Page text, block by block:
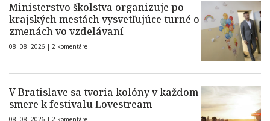
Ministerstvo školstva organizuje po
krajských mestách vysvetľujúce turné o
zmenách vo vzdelávaní
08. 08. 2026 | 2 komentáre
V Bratislave sa tvoria kolóny v každom
smere k festivalu Lovestream